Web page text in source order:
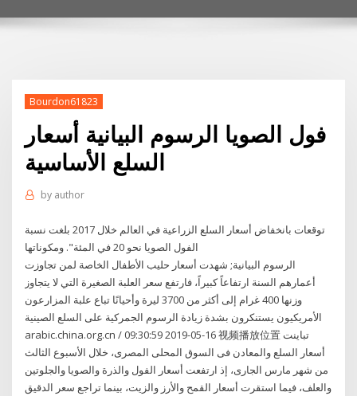
Bourdon61823
فول الصويا الرسوم البيانية أسعار
السلع الأساسية
by author
توقعات بانخفاض أسعار السلع الزراعية في العالم خلال 2017 بلغت نسبة
الفول الصويا نحو 20 في المئة". ومكوناتها
الرسوم البيانية; شهدت أسعار حليب الأطفال الخاصة لمن تجاوزت
أعمارهم السنة ارتفاعاً كبيراً، فارتفع سعر العلبة الصغيرة التي لا يتجاوز
وزنها 400 غرام إلى أكثر من 3700 ليرة وأحيانًا تباع علبة المزارعون
الأمريكيون يستنكرون بشدة زيادة الرسوم الجمركية على السلع الصينية
arabic.china.org.cn / 09:30:59 2019-05-16 视频播放位置 تباينت
أسعار السلع والمعادن فى السوق المحلى المصرى، خلال الأسبوع الثالث
من شهر مارس الجارى، إذ ارتفعت أسعار الفول والذرة والصويا والجلوتين
والعلف، فيما استقرت أسعار القمح والأرز والزيت، بينما تراجع سعر الدقيق